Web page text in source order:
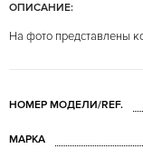
ОПИСАНИЕ:
На фото представлены
НОМЕР МОДЕЛИ/REF.
МАРКА